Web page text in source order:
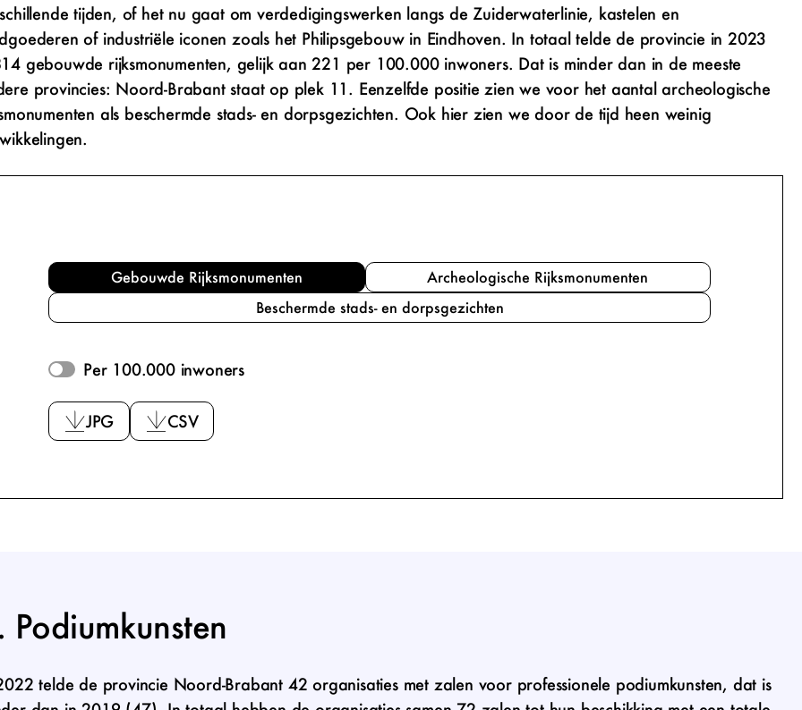
tijden, of het nu gaat om verdedigingswerken langs de Zuiderwaterlinie, kastelen en
of industriële iconen zoals het Philipsgebouw in Eindhoven. In totaal telde de provincie in 2023
gebouwde rijksmonumenten, gelijk aan 221 per 100.000 inwoners. Dat is minder dan in de meeste
provincies: Noord-Brabant staat op plek 11. Eenzelfde positie zien we voor het aantal archeologische
als beschermde stads- en dorpsgezichten. Ook hier zien we door de tijd heen weinig
Gebouwde Rijksmonumenten
Archeologische Rijksmonumenten
Beschermde stads- en dorpsgezichten
Per 100.000 inwoners
2023 – Bron: CBS
JPG
CSV
Podiumkunsten
telde de provincie Noord-Brabant 42 organisaties met zalen voor professionele podiumkunsten, dat is